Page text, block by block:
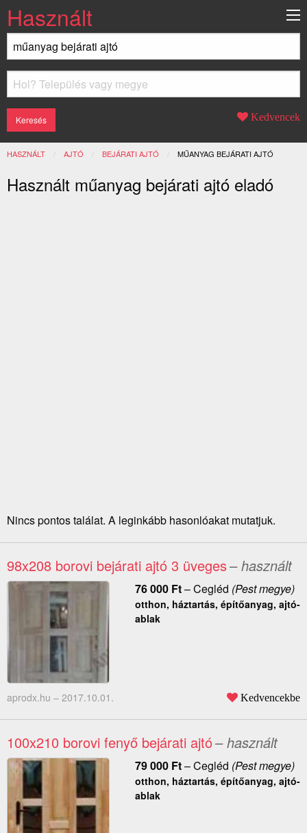
Használt
Kedvencek
HASZNÁLT AJTÓ BEJÁRATI AJTÓ JELENLEGI:
MŰANYAG BEJÁRATI AJTÓ
Használt műanyag bejárati ajtó eladó
Nincs pontos találat. A leginkább hasonlóakat mutatjuk.
98x208 borovi bejárati ajtó 3 üveges– használt
76 000 Ft–Cegléd (Pest megye)
otthon, háztartás, építőanyag, ajtó-
ablak
aprodx.hu – 2017.10.01. Kedvencekbe
100x210 borovi fenyő bejárati ajtó– használt
79 000 Ft–Cegléd (Pest megye)
otthon, háztartás, építőanyag, ajtó-
ablak